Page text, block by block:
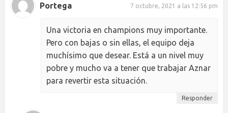
Portega 7 octubre, 2021 a las 12:56 pm
Una victoria en champions muy importante.
Pero con bajas o sin ellas, el equipo deja
muchísimo que desear. Está a un nivel muy
pobre y mucho va a tener que trabajar Aznar
para revertir esta situación.
Responder